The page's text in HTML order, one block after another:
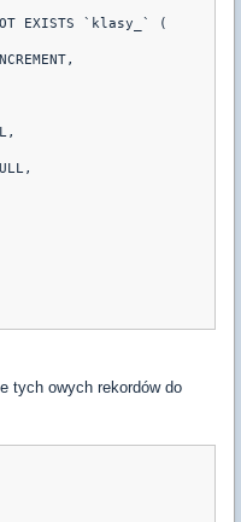
EXISTS `klasy_` (
tych owych rekordów do